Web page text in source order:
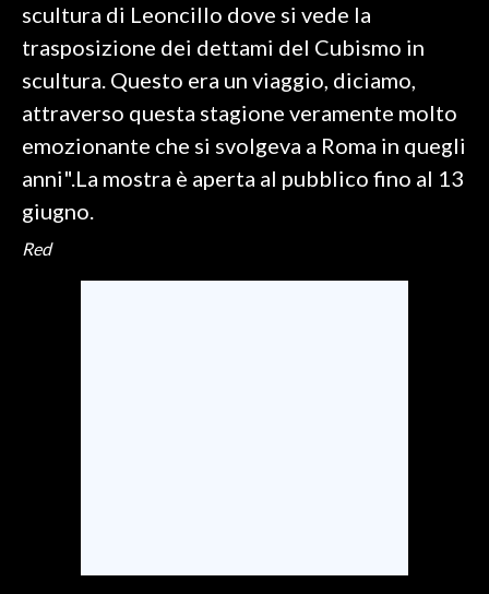
scultura di Leoncillo dove si vede la
trasposizione dei dettami del Cubismo in
scultura. Questo era un viaggio, diciamo,
attraverso questa stagione veramente molto
emozionante che si svolgeva a Roma in quegli
anni".La mostra è aperta al pubblico fino al 13
giugno.
Red